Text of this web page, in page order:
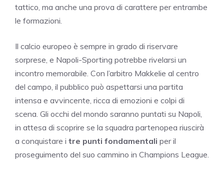
tattico, ma anche una prova di carattere per entrambe
le formazioni.
Il calcio europeo è sempre in grado di riservare
sorprese, e Napoli-Sporting potrebbe rivelarsi un
incontro memorabile. Con l’arbitro Makkelie al centro
del campo, il pubblico può aspettarsi una partita
intensa e avvincente, ricca di emozioni e colpi di
scena. Gli occhi del mondo saranno puntati su Napoli,
in attesa di scoprire se la squadra partenopea riuscirà
a conquistare i tre punti fondamentali per il
proseguimento del suo cammino in Champions League.